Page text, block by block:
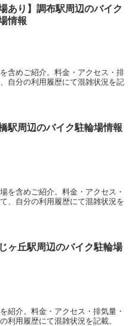
場あり】調布駅周辺のバイク
情報
含めご紹介。料金・アクセス・排
自分の利用履歴にて混雑状況を記
駅周辺のバイク駐輪場情報
を含めご紹介。料金・アクセス・
、自分の利用履歴にて混雑状況を
ヶ丘駅周辺のバイク駐輪場
紹介。料金・アクセス・排気量・
利用履歴にて混雑状況を記載。